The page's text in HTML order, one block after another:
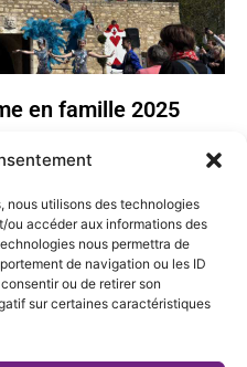
nous utilisons des technologies
accéder aux informations des
nous permettra de
de navigation ou les ID
ou de retirer son
sur certaines caractéristiques
en famille 2025